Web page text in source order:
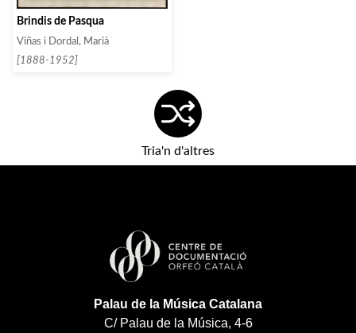
Brindis de Pasqua
Viñas i Dordal, Marià
[1888-1952]
Tria'n d'altres
Palau de la Música Catalana
C/ Palau de la Música, 4-6